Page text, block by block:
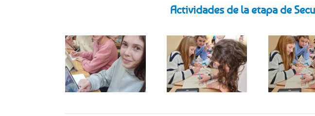
Actividades de la etapa de